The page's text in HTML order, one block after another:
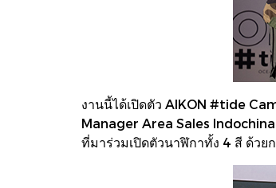
งานนี้ได้เปิดตัว AIKON #tide
Manager Area Sales
ที่มาร่วมเปิดตัวนาฬิกาทั้ง 4 สี ด้ว